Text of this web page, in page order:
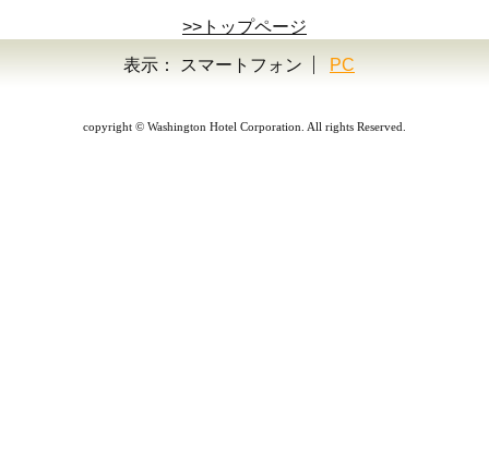
>>トップページ
表示： スマートフォン PC
copyright © Washington Hotel Corporation. All rights Reserved.